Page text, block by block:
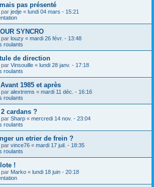
pas présenté
par jedje « lundi 04 mars - 15:21
SYNCRO
par louzy « mardi 26 févr. - 13:48
roulants
de direction
par Vinsouille « lundi 28 janv. - 17:18
roulants
1985 et après
par alextrems « mardi 11 déc. - 16:16
roulants
cardans ?
par Sharp « mercredi 14 nov. - 23:04
roulants
un etrier de frein ?
par vince76 « mardi 17 juil. - 18:35
roulants
!
par Marko « lundi 18 juin - 20:18